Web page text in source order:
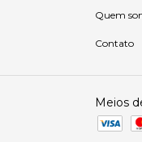
Quem
Contato
Meios